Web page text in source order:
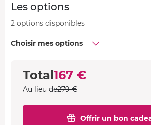
Les options
2 options disponibles
Choisir mes options
Total167 €
Au lieu de279 €
Offrir un bon